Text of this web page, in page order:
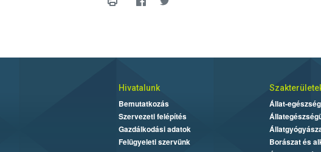
Hivatalunk
Bemutatkozás
Szervezeti felépítés
Gazdálkodási adatok
Felügyeleti szervünk
Állat-
Borászat és